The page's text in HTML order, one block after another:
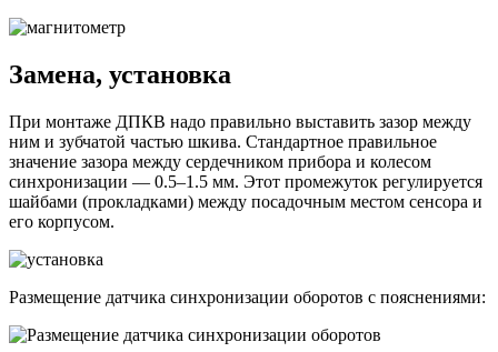
Замена, установка
При монтаже ДПКВ надо правильно выставить зазор между
ним и зубчатой частью шкива. Стандартное правильное
значение зазора между сердечником прибора и колесом
синхронизации — 0.5–1.5 мм. Этот промежуток регулируется
шайбами (прокладками) между посадочным местом сенсора и
его корпусом.
Размещение датчика синхронизации оборотов с пояснениями: